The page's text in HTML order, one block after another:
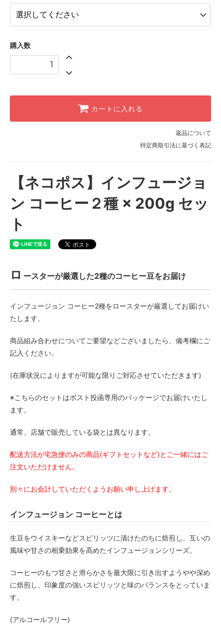
購入数
カートに入れる
返品について
特定商取引法に基づく表記
【ネコポス】インフュージョ
ン コーヒー２種 × 200g セッ
ト
ロ ースターが厳選した2種のコーヒー豆をお届け
インフュージョン コーヒー2種をロースターが厳選してお届けい
たします。
商品組み合わせについてご要望などございましたら、備考欄にご
記入ください。
(在庫状況によりますが可能な限りご対応させていただきます)
※こちらのセットはポスト投函専用のパッケージでお届けいたし
ます。
通常、店舗で販売している袋とは異なります。
配送方法が宅急便のみの商品(ギフトセットなど)とご一緒にはご
注文いただけません。
別々にお会計していただくようお願い申し上げます。
インフュージョン コーヒーとは
生豆をウイスキーなどスピリッツに漬けたのちに焙煎し、互いの
風味や甘さの相乗効果を高めたインフュージョンシリーズ。
コーヒーのもつ甘さと滑らかさを最大限に引き出すようやや深め
に焙煎し、印象度の強いスピリッツと味のバランスをとっていま
す。
(アルコールフリー)